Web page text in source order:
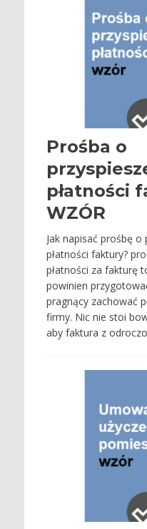
Prośba o
płatności
WZÓR
Jak napisać prośbę o
płatności faktury?
płatności za fakturę
powinien
pragnący zachować
firmy. Nic nie stoi
aby faktura z